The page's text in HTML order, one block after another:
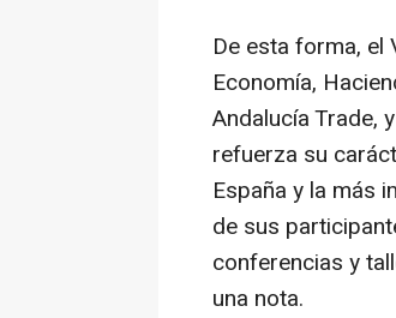
De esta forma, el
Economía,
Andalucía Trade,
refuerza su
España y la más
de sus
conferencias y
una nota.